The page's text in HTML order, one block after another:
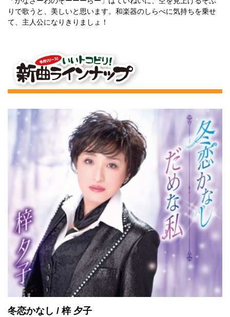
りで歌うと、美しいと思います。和楽器のしらべに気持ちを乗せ
て、主人公になりきりましょ！
冬恋かなし / 梓 夕子